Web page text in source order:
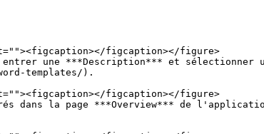
une ***Description*** et sélectionner
templates/).
dans la page ***Overview*** de